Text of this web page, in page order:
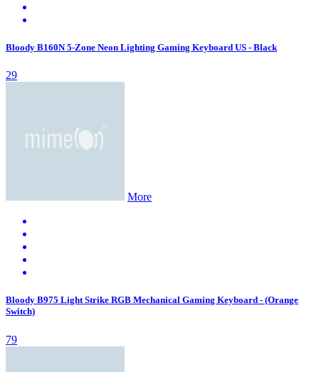
Bloody B160N 5-Zone Neon Lighting Gaming Keyboard US - Black
29
More
Bloody B975 Light Strike RGB Mechanical Gaming Keyboard - (Orange
Switch)
79